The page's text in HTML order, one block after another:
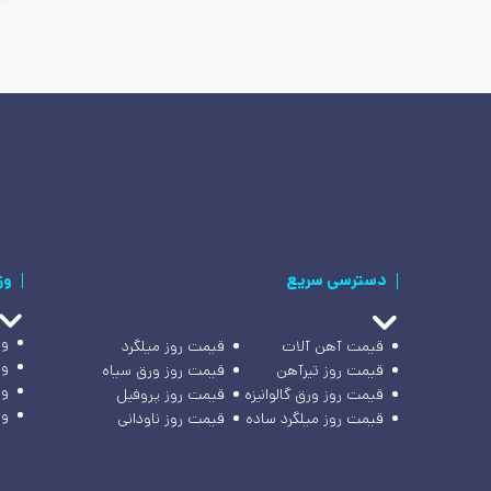
دسترسی سریع
قیمت آهن آلات
قیمت روز میلگرد
قیمت روز تیرآهن
قیمت روز ورق سیاه
قیمت روز ورق گالوانیزه
قیمت روز پروفیل
قیمت روز میلگرد ساده
قیمت روز ناودانی